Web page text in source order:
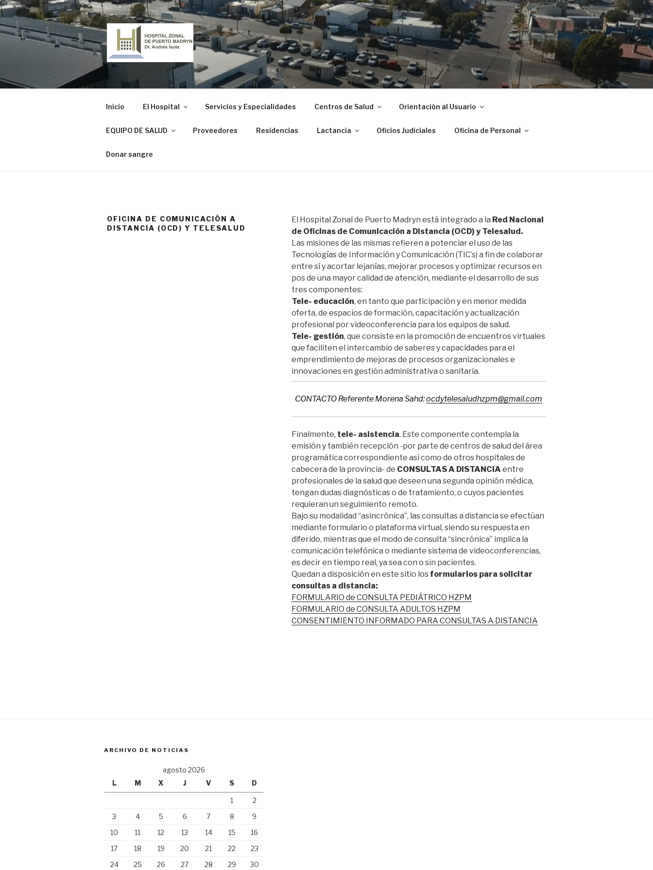
Ir
al
contenido
HOSPITAL ZONAL DE PUERTO MADRYN
Inicio El Hospital Servicios y Especialidades Centros de Salud Orientación al Usuario
EQUIPO DE SALUD Proveedores Residencias Lactancia Oficios Judiciales Oficina de Personal
Donar sangre
OFICINA DE COMUNICACIÓN A
DISTANCIA (OCD) Y TELESALUD
El Hospital Zonal de Puerto Madryn está integrado a la Red Nacional
de Oficinas de Comunicación a Distancia (OCD) y Telesalud.
Las misiones de las mismas refieren a potenciar el uso de las
Tecnologías de Información y Comunicación (TIC’s) a fin de colaborar
entre sí y acortar lejanías, mejorar procesos y optimizar recursos en
pos de una mayor calidad de atención, mediante el desarrollo de sus
tres componentes:
Tele- educación, en tanto que participación y en menor medida
oferta, de espacios de formación, capacitación y actualización
profesional por videoconferencia para los equipos de salud.
Tele- gestión, que consiste en la promoción de encuentros virtuales
que faciliten el intercambio de saberes y capacidades para el
emprendimiento de mejoras de procesos organizacionales e
innovaciones en gestión administrativa o sanitaria.
CONTACTO Referente Morena Sahd:ocdytelesaludhzpm@gmail.com
Finalmente, tele- asistencia. Este componente contempla la
emisión y también recepción -por parte de centros de salud del área
programática correspondiente así como de otros hospitales de
cabecera de la provincia- de CONSULTAS A DISTANCIA entre
profesionales de la salud que deseen una segunda opinión médica,
tengan dudas diagnósticas o de tratamiento, o cuyos pacientes
requieran un seguimiento remoto.
Bajo su modalidad “asincrónica”, las consultas a distancia se efectúan
mediante formulario o plataforma virtual, siendo su respuesta en
diferido, mientras que el modo de consulta “sincrónica” implica la
comunicación telefónica o mediante sistema de videoconferencias,
es decir en tiempo real, ya sea con o sin pacientes.
Quedan a disposición en este sitio los formularios para solicitar
consultas a distancia:
FORMULARIO de CONSULTA PEDIÁTRICO HZPM
FORMULARIO de CONSULTA ADULTOS HZPM
CONSENTIMIENTO INFORMADO PARA CONSULTAS A DISTANCIA
ARCHIVO DE NOTICIAS
agosto 2026
L
M X J V S D
1
2
3
4 5 6 7 8
9
10
11 12 13 14 15
16
17
18 19 20 21 22
23
24
25 26 27 28 29 30